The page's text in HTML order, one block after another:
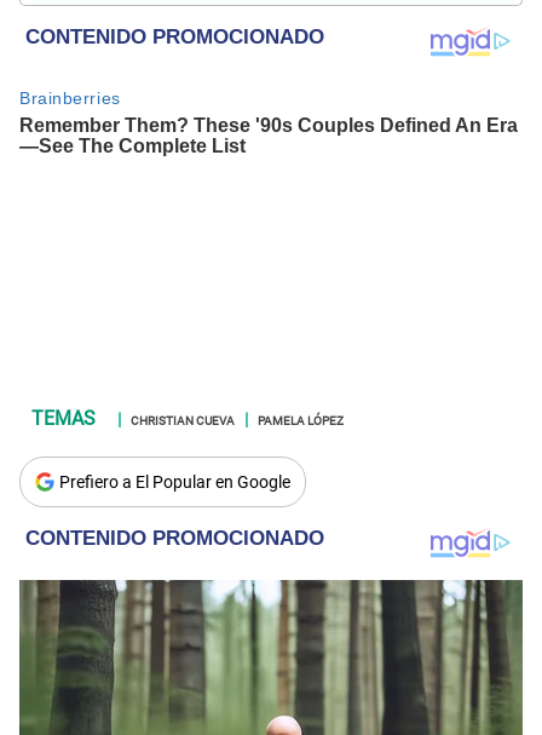
y crónicas.
CHRISTIAN CUEVA PAMELA LÓPEZ
Prefiero a El Popular en Google